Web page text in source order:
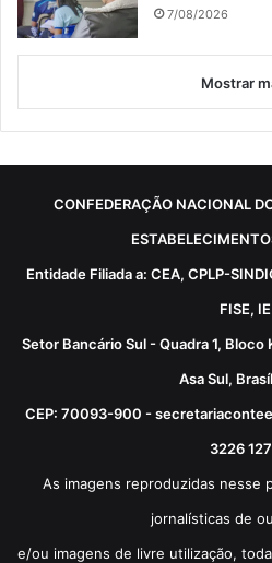
7/08/2026
Mostrar
CONFEDERAÇÃO NACIONAL
Entidade Filiada a: CEA, CPLP-
FISE, IE
Setor Bancário Sul - Quadra 1, Bloco
Asa Sul,
CEP: 70093-900 -
3226
As imagens reproduzidas nesse
jornalísticas de
e/ou imagens de livre utilização,